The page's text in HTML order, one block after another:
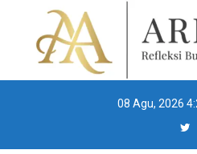
content
08 Agu, 2026